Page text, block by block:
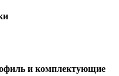
и комплектующие